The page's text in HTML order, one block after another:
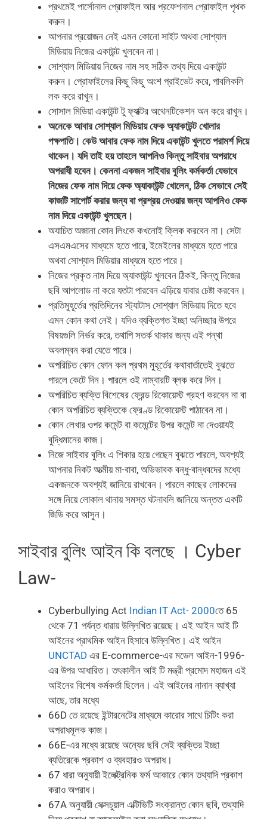
প্রথমেই পার্সোনাল প্রোফাইল আর প্রফেশনাল প্রোফাইল পৃথক
করুন।
আপনার প্রয়োজন নেই এমন কোনো সাইট অথবা সোশ্যাল
মিডিয়ায় নিজের একাউন্ট খুলবেন না।
সোশ্যাল মিডিয়ায় নিজের নাম সহ সঠিক তথ্য দিয়ে একাউন্ট
করুন। প্রোফাইলের কিছু কিছু অংশ প্রাইভেট করে, পাবলিকলি
লক করে রাখুন।
সোসাল মিডিয়া একাউন্ট টু ফ্যাক্টর অথেনটিকেশন অন করে রাখুন।
অনেকে আবার সোশ্যাল মিডিয়ায় ফেক অ্যাকাউন্ট খোলার
পক্ষপাতি। কেউ আবার ফেক নাম দিয়ে একাউন্ট খুলতে পরামর্শ দিয়ে
থাকেন। যদি তাই হয় তাহলে আপনিও কিন্তু সাইবার অপরাধে
অপরাধী হবেন। কেননা একজন সাইবার বুলিং কর্মকর্তা যেভাবে
নিজের ফেক নাম দিয়ে ফেক অ্যাকাউন্ট খোলেন, ঠিক সেভাবে সেই
কাজটি সাপোর্ট করার জন্য বা প্রশ্রয় দেওয়ার জন্য আপনিও ফেক
নাম দিয়ে একাউন্ট খুলছেন।
অযাচিত অজানা কোন লিংকে কখনোই ক্লিক করবেন না। সেটা
এসএমএসের মাধ্যমে হতে পারে, ইমেইলের মাধ্যমে হতে পারে
অথবা সোশ্যাল মিডিয়ার মাধ্যমে হতে পারে।
নিজের প্রকৃত নাম দিয়ে অ্যাকাউন্ট খুলবেন ঠিকই, কিন্তু নিজের
ছবি আপলোড না করে যতটা পারবেন এড়িয়ে যাবার চেষ্টা করবেন।
প্রতিমুহূর্তের প্রতিদিনের স্ট্যাটাস সোশ্যাল মিডিয়ায় দিতে হবে
এমন কোন কথা নেই। যদিও ব্যক্তিগত ইচ্ছা অনিচ্ছার উপরে
বিষয়গুলি নির্ভর করে, তথাপি সতর্ক থাকার জন্য এই পন্থা
অবলম্বন করা যেতে পারে।
অপরিচিত কোন ফোন কল প্রথম মুহূর্তের কথাবার্তাতেই বুঝতে
পারলে কেটে দিন। পারলে ওই নাম্বারটি ব্লক করে দিন।
অপরিচিত ব্যক্তি বিশেষের ফ্রেন্ড রিকোয়েস্ট গ্রহণ করবেন না বা
কোন অপরিচিত ব্যক্তিকে ফ্রেণ্ড রিকোয়েস্ট পাঠাবেন না।
কোন লেখার ওপর কমেন্ট বা কমেন্টের উপর কমেন্ট না দেওয়াযই
বুদ্ধিমানের কাজ।
নিজে সাইবার বুলিং এ শিকার হয়ে গেছেন বুঝতে পারলে, অবশ্যই
আপনার নিকট আত্মীয় মা-বাবা, অভিভাবক বন্ধু-বান্ধবদের মধ্যে
একজনকে অবশ্যই জানিয়ে রাখবেন। পারলে কাছের লোকদের
সঙ্গে নিয়ে লোকাল থানায় সমস্ত ঘটনাবলি জানিয়ে অন্তত একটি
জিডি করে আসুন।
সাইবার বুলিং আইন কি বলছে । Cyber
Law-
Cyberbullying Act Indian IT Act- 2000তে 65
থেকে 71 পর্যন্ত ধারায় উল্লিখিত রয়েছে। এই আইন আই টি
আইনের প্রাথমিক আইন হিসাবে উল্লিখিত। এই আইন
UNCTAD এর E-commerce-এর মডেল আইন-1996-
এর উপর আধারিত। তৎকালীন আই টি মন্ত্রী প্রমোদ মহাজন এই
আইনের বিশেষ কর্মকর্তা ছিলেন। এই আইনের নানান ব্যাখ্যা
আছে, তার মধ্যে
66D তে রয়েছে ইন্টারনেটের মাধ্যমে কারোর সাথে চিটিং করা
অপরাধমূলক কাজ।
66E-এর মধ্যে রয়েছে অন্যের ছবি সেই ব্যক্তির ইচ্ছা
ব্যতিরেকে প্রকাশ ও ব্যবহারও অপরাধ।
67 ধারা অনুযায়ী ইলেক্ট্রনিক ফর্ম আকারে কোন তথ্যাদি প্রকাশ
করাও অপরাধ।
67A অনুযায়ী সেক্সচুয়াল এক্টিভিটি সংক্রান্ত কোন ছবি, তথ্যাদি